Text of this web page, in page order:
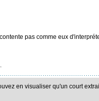
pas comme eux
en visualiser qu'un court